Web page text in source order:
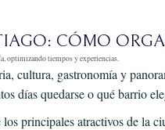
CÓMO
optimizando tiempos y experiencias.
cultura, gastronomía y
días quedarse o qué barrio
principales atractivos de la